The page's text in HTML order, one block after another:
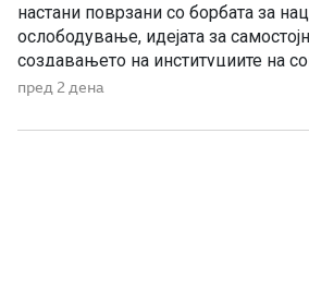
настани поврзани со борбата за
ослободување, идејата за
создавањето на институциите на
македонска држава. 1875 – Роден
Григорие Хаџи Ташковиќ –
пред 2 дена